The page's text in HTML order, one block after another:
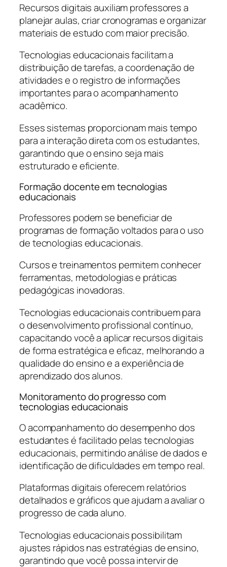
Recursos digitais auxiliam professores a
planejar aulas, criar cronogramas e organizar
materiais de estudo com maior precisão.
Tecnologias educacionais facilitam a
distribuição de tarefas, a coordenação de
atividades e o registro de informações
importantes para o acompanhamento
acadêmico.
Esses sistemas proporcionam mais tempo
para a interação direta com os estudantes,
garantindo que o ensino seja mais
estruturado e eficiente.
Formação docente em tecnologias
educacionais
Professores podem se beneficiar de
programas de formação voltados para o uso
de tecnologias educacionais.
Cursos e treinamentos permitem conhecer
ferramentas, metodologias e práticas
pedagógicas inovadoras.
Tecnologias educacionais contribuem para
o desenvolvimento profissional contínuo,
capacitando você a aplicar recursos digitais
de forma estratégica e eficaz, melhorando a
qualidade do ensino e a experiência de
aprendizado dos alunos.
Monitoramento do progresso com
tecnologias educacionais
O acompanhamento do desempenho dos
estudantes é facilitado pelas tecnologias
educacionais, permitindo análise de dados e
identificação de dificuldades em tempo real.
Plataformas digitais oferecem relatórios
detalhados e gráficos que ajudam a avaliar o
progresso de cada aluno.
Tecnologias educacionais possibilitam
ajustes rápidos nas estratégias de ensino,
garantindo que você possa intervir de